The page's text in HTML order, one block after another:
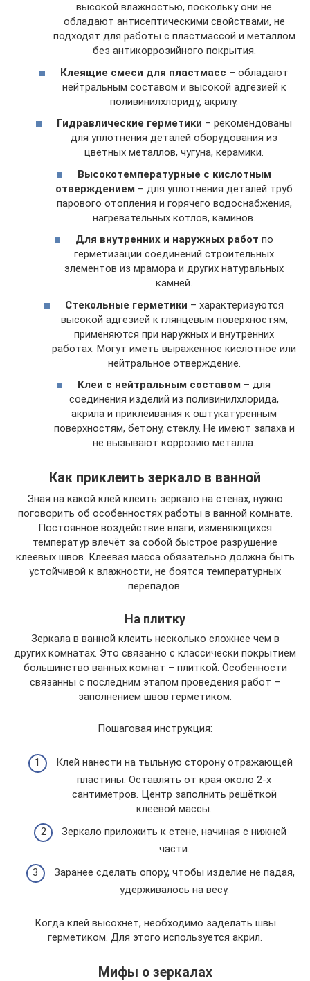
высокой влажностью, поскольку они не
обладают антисептическими свойствами, не
подходят для работы с пластмассой и металлом
без антикоррозийного покрытия.
Клеящие смеси для пластмасс – обладают
нейтральным составом и высокой адгезией к
поливинилхлориду, акрилу.
Гидравлические герметики – рекомендованы
для уплотнения деталей оборудования из
цветных металлов, чугуна, керамики.
Высокотемпературные с кислотным
отверждением – для уплотнения деталей труб
парового отопления и горячего водоснабжения,
нагревательных котлов, каминов.
Для внутренних и наружных работ по
герметизации соединений строительных
элементов из мрамора и других натуральных
камней.
Стекольные герметики – характеризуются
высокой адгезией к глянцевым поверхностям,
применяются при наружных и внутренних
работах. Могут иметь выраженное кислотное или
нейтральное отверждение.
Клеи с нейтральным составом – для
соединения изделий из поливинилхлорида,
акрила и приклеивания к оштукатуренным
поверхностям, бетону, стеклу. Не имеют запаха и
не вызывают коррозию металла.
Как приклеить зеркало в ванной
Зная на какой клей клеить зеркало на стенах, нужно
поговорить об особенностях работы в ванной комнате.
Постоянное воздействие влаги, изменяющихся
температур влечёт за собой быстрое разрушение
клеевых швов. Клеевая масса обязательно должна быть
устойчивой к влажности, не боятся температурных
перепадов.
На плитку
Зеркала в ванной клеить несколько сложнее чем в
других комнатах. Это связанно с классически покрытием
большинство ванных комнат – плиткой. Особенности
связанны с последним этапом проведения работ –
заполнением швов герметиком.
Пошаговая инструкция:
Клей нанести на тыльную сторону отражающей
пластины. Оставлять от края около 2-х
сантиметров. Центр заполнить решёткой
клеевой массы.
Зеркало приложить к стене, начиная с нижней
части.
Заранее сделать опору, чтобы изделие не падая,
удерживалось на весу.
Когда клей высохнет, необходимо заделать швы
герметиком. Для этого используется акрил.
Мифы о зеркалах